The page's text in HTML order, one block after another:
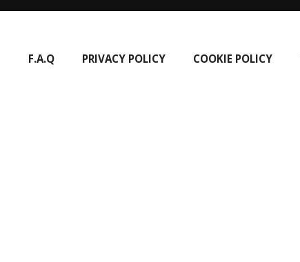
F.A.Q PRIVACY POLICY COOKIE POLICY